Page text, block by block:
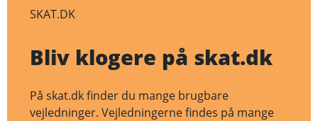
SKAT.DK
Bliv klogere på skat.dk
På skat.dk finder du mange brugbare
vejledninger. Vejledningerne findes på mange